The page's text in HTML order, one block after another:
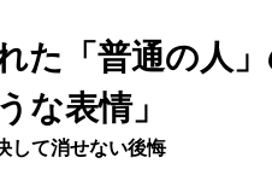
た「普通の人
な表情」
して消せない後悔